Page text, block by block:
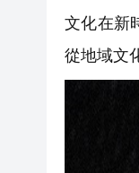
文化在新
從地域文